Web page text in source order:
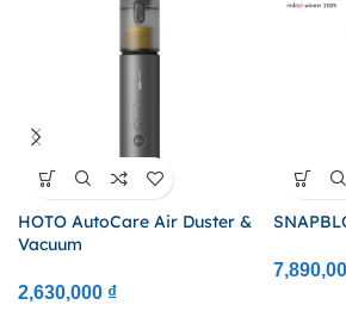
HOTO AutoCare Air Duster &
Vacuum
2,630,000 ₫